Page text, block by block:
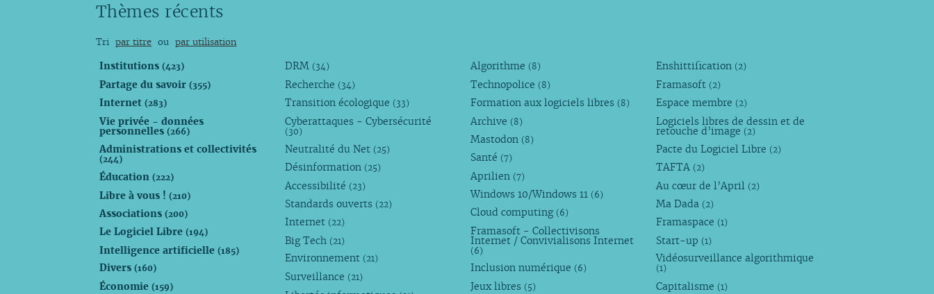
Thèmes récents
Tri par titre ou par utilisation
Institutions(423)
Partage du savoir(355)
Internet(283)
Vie privée - données
personnelles(266)
Administrations et collectivités
(244)
Éducation(222)
Libre à vous !(210)
Associations(200)
Le Logiciel Libre(194)
Intelligence artificielle(185)
Divers(160)
Économie(159)
DRM (34)
Recherche (34)
Transition écologique (33)
Cyberattaques - Cybersécurité
(30)
Neutralité du Net (25)
Désinformation (25)
Accessibilité (23)
Standards ouverts (22)
Internet (22)
Big Tech (21)
Environnement (21)
Surveillance (21)
Algorithme (8)
Technopolice (8)
Formation aux logiciels libres (8)
Archive (8)
Mastodon (8)
Santé (7)
Aprilien (7)
Windows 10/Windows 11 (6)
Cloud computing (6)
Framasoft - Collectivisons
Internet / Convivialisons Internet
(6)
Inclusion numérique (6)
Jeux libres (5)
Enshittification (2)
Framasoft (2)
Espace membre (2)
Logiciels libres de dessin et de
retouche d’image (2)
Pacte du Logiciel Libre (2)
TAFTA (2)
Au cœur de l’April (2)
Ma Dada (2)
Framaspace (1)
Start-up (1)
Vidéosurveillance algorithmique
(1)
Capitalisme (1)